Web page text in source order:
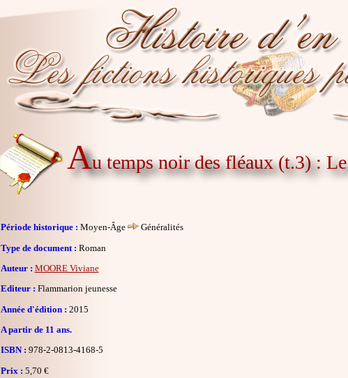
Au temps noir des fléaux (t.3) :
Période historique : Moyen-Âge
Généralités
Type de document : Roman
Auteur : MOORE Viviane
Editeur : Flammarion jeunesse
Année d'édition : 2015
A partir de 11 ans.
ISBN : 978-2-0813-4168-5
Prix : 5,70 €